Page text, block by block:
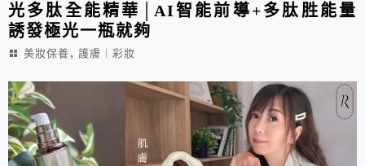
光多肽全能精華│AI智能前導+多肽胜能量
誘發極光一瓶就夠
美妝保養 , 護膚︱彩妝